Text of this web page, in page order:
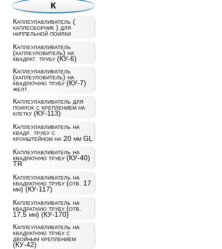
К
Каплеулавливатель (
каплесборник ) для
ниппельной поилки
Каплеулавливатель
(каплеуловитель) на
квадрат. трубу (КУ-6)
Каплеулавливатель
(каплеуловитель) на
квадратную трубу (КУ-7)
желт.
Каплеулавливатель для
поилок с креплением на
клетку (КУ-113)
Каплеулавливатель на
квадр. трубу с
кронштейном на 20 мм GL
Каплеулавливатель на
квадратную трубу (КУ-40)
TR
Каплеулавливатель на
квадратную трубу (отв. 17
мм) (КУ-117)
Каплеулавливатель на
квадратную трубу (отв.
17,5 мм) (КУ-170)
Каплеулавливатель на
квадратную трубу с
двойным креплением
(КУ-42)